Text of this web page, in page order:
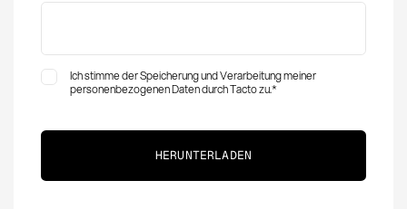
Ich stimme der Speicherung und Verarbeitung meiner
personenbezogenen Daten durch Tacto zu.*